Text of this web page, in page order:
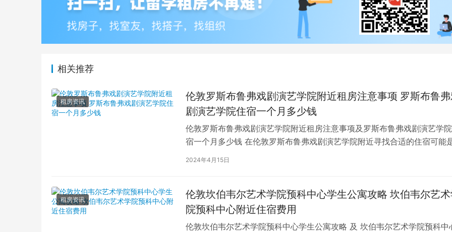
相关推荐
租房资讯
伦敦罗斯布鲁弗戏剧演艺学院附近租房注意事项 罗斯布鲁
剧演艺学院住宿一个月多少钱
伦敦罗斯布鲁弗戏剧演艺学院附近租房注意事项及罗斯布鲁弗戏剧演艺学
宿一个月多少钱 在伦敦罗斯布鲁弗戏剧演艺学院附近寻找合适的住宿可能
学生活中的一项关键任务。为了帮助您顺利完成…
2024年4月15日
租房资讯
伦敦坎伯韦尔艺术学院预科中心学生公寓攻略 坎伯韦尔艺
院预科中心附近住宿费用
伦敦坎伯韦尔艺术学院预科中心学生公寓攻略 及 坎伯韦尔艺术学院预科中